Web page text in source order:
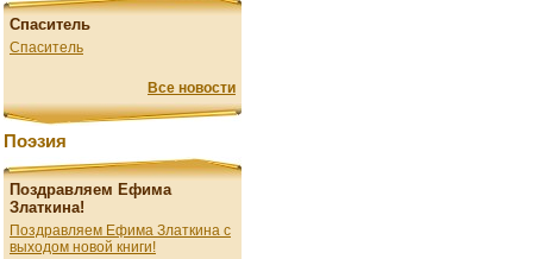
Спаситель
Спаситель
Все новости
Поэзия
Поздравляем Ефима
Златкина!
Поздравляем Ефима Златкина с
выходом новой книги!